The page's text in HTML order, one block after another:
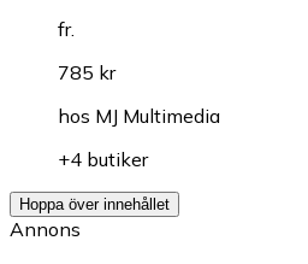
fr.
785 kr
hos MJ Multimedia
+4 butiker
Hoppa över innehållet
Annons